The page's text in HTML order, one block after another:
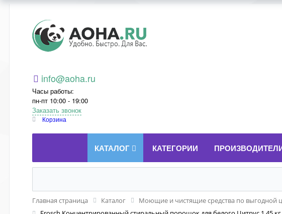
Aoha.ru
info@aoha.ru
Часы работы:
пн-пт 10:00 - 19:00
Заказать звонок
Корзина
КАТАЛОГ КАТЕГОРИИ
Главная страница Каталог Моющие и чистящие средства по выгодной